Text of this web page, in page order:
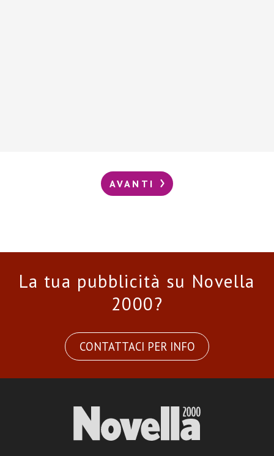
AVANTI
La tua pubblicità su Novella
2000?
CONTATTACI PER INFO